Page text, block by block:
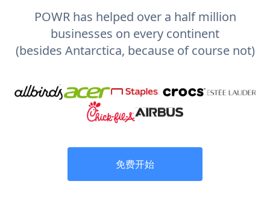
POWR has helped over a half million
businesses on every continent
(besides Antarctica, because of course not)
免费开始